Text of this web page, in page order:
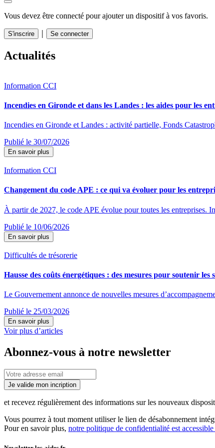
Vous devez être connecté pour ajouter un dispositif à vos favoris.
S'inscrire Se connecter
Actualités
Information CCI
Incendies en Gironde et dans les Landes : les aides pour les
Incendies en Gironde et Landes : activité partielle, Fonds
Publié le 30/07/2026
En savoir plus
Information CCI
Changement du code APE : ce qui va évoluer pour les
À partir de 2027, le code APE évolue pour toutes les entreprises.
Publié le 10/06/2026
En savoir plus
Difficultés de trésorerie
Hausse des coûts énergétiques : des mesures pour soutenir les
Le Gouvernement annonce de nouvelles mesures
Publié le 25/03/2026
En savoir plus
Voir plus d’articles
Abonnez-vous à notre newsletter
Je valide mon incription
et recevez régulièrement des informations sur les nouveaux
Vous pourrez à tout moment utiliser le lien de désabonnement
Pour en savoir plus, notre politique de confidentialité est